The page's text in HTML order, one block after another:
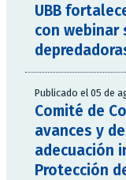
UBB
con webinar
Publicado el 05 de
Comité de
avances y
adecuación
Protección